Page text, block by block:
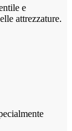
e
attrezzature.